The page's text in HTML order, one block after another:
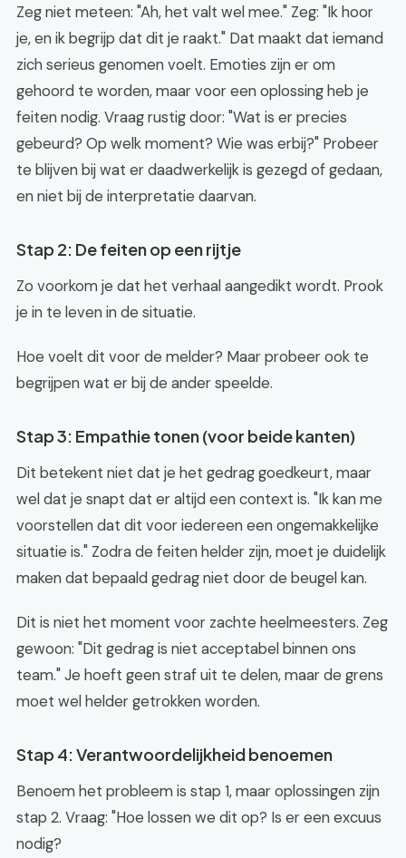
Zeg niet meteen: "Ah, het valt wel mee." Zeg: "Ik hoor
je, en ik begrijp dat dit je raakt." Dat maakt dat iemand
zich serieus genomen voelt. Emoties zijn er om
gehoord te worden, maar voor een oplossing heb je
feiten nodig. Vraag rustig door: "Wat is er precies
gebeurd? Op welk moment? Wie was erbij?" Probeer
te blijven bij wat er daadwerkelijk is gezegd of gedaan,
en niet bij de interpretatie daarvan.
Stap 2: De feiten op een rijtje
Zo voorkom je dat het verhaal aangedikt wordt. Prook
je in te leven in de situatie.
Hoe voelt dit voor de melder? Maar probeer ook te
begrijpen wat er bij de ander speelde.
Stap 3: Empathie tonen (voor beide kanten)
Dit betekent niet dat je het gedrag goedkeurt, maar
wel dat je snapt dat er altijd een context is. "Ik kan me
voorstellen dat dit voor iedereen een ongemakkelijke
situatie is." Zodra de feiten helder zijn, moet je duidelijk
maken dat bepaald gedrag niet door de beugel kan.
Dit is niet het moment voor zachte heelmeesters. Zeg
gewoon: "Dit gedrag is niet acceptabel binnen ons
team." Je hoeft geen straf uit te delen, maar de grens
moet wel helder getrokken worden.
Stap 4: Verantwoordelijkheid benoemen
Benoem het probleem is stap 1, maar oplossingen zijn
stap 2. Vraag: "Hoe lossen we dit op? Is er een excuus
nodig?